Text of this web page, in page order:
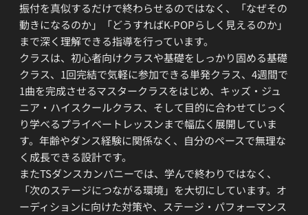
振付を真似するだけで終わらせるのではなく、「なぜその
動きになるのか」「どうすればK-POPらしく見えるのか」
まで深く理解できる指導を行っています。
クラスは、初心者向けクラスや基礎をしっかり固める基礎
クラス、1回完結で気軽に参加できる単発クラス、4週間で
1曲を完成させるマスタークラスをはじめ、キッズ・ジュ
ニア・ハイスクールクラス、そして目的に合わせてじっく
り学べるプライベートレッスンまで幅広く展開していま
す。年齢やダンス経験に関係なく、自分のペースで無理な
く成長できる設計です。
またTSダンスカンパニーでは、学んで終わりではなく、
「次のステージにつながる環境」を大切にしています。オ
ーディションに向けた対策や、ステージ・パフォーマンス